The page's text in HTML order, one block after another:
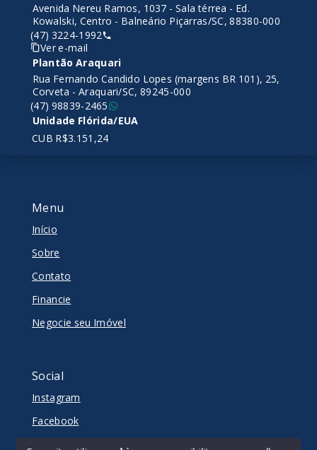
Menu
Início
Sobre
Contato
Financie
Negocie seu Imóvel
Social
Instagram
Facebook
Avenida Nereu Ramos, 1037 - Sala térrea - Ed.
Kowalski, Centro - Balneário Piçarras/SC, 88380-000
(47) 3224-1992
Ver e-mail
Plantão Araquari
Rua Fernando Candido Lopes (margens BR 101), 25,
Corveta - Araquari/SC, 89245-000
(47) 98839-2465
Unidade Flórida/EUA
CUB R$3.151,24